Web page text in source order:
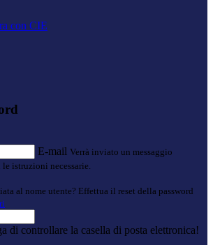
con CIE
E-mail Verrà inviato un messaggio
istruzioni necessarie.
al nome utente? Effettua il reset della password
di controllare la casella di posta elettronica!